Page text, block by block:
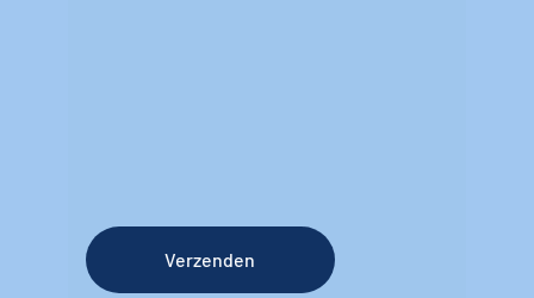
Verzenden